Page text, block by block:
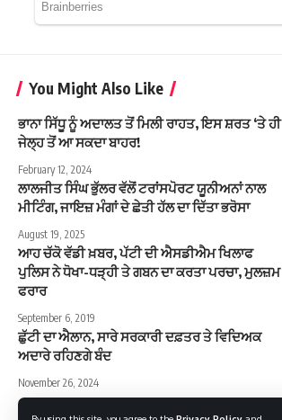
You Might Also Like
ਭਾਨਾ ਸਿੱਧੂ ਨੂੰ ਅਦਾਲਤ ਤੋਂ ਮਿਲੀ ਰਾਹਤ, ਇਸ ਸ਼ਰਤ ‘ਤੇ ਹੀ
ਜੇਲ੍ਹ ਤੋਂ ਆ ਸਕਦਾ ਬਾਹਰ!
February 12, 2024
ਲਾਲਜੀਤ ਸਿੰਘ ਭੁੱਲਰ ਵੱਲੋਂ ਟਰਾਂਸਪੋਰਟ ਯੂਨੀਅਨਾਂ ਨਾਲ
ਮੀਟਿੰਗ, ਜਾਇਜ਼ ਮੰਗਾਂ ਦੇ ਛੇਤੀ ਹੱਲ ਦਾ ਦਿੱਤਾ ਭਰੋਸਾ
August 19, 2025
ਆਹ ਚੱਕੋ ਵੱਡੀ ਖ਼ਬਰ, ਪੱਟੀ ਦੀ ਐਸਡੀਐਮ ਖਿਲਾਫ
ਪੁਲਿਸ ਨੇ ਧੋਖਾ-ਧੜ੍ਹੀ ਤੇ ਗਬਨ ਦਾ ਕਰਤਾ ਪਰਚਾ, ਮੁਲਜ਼ਮ
ਫਰਾਰ
September 6, 2019
ਛੁੱਟੀ ਦਾ ਐਲਾਨ, ਸਾਰੇ ਸਰਕਾਰੀ ਦਫ਼ਤਰ ਤੇ ਵਿਦਿਅਕ
ਅਦਾਰੇ ਰਹਿਣਗੇ ਬੰਦ
November 26, 2024